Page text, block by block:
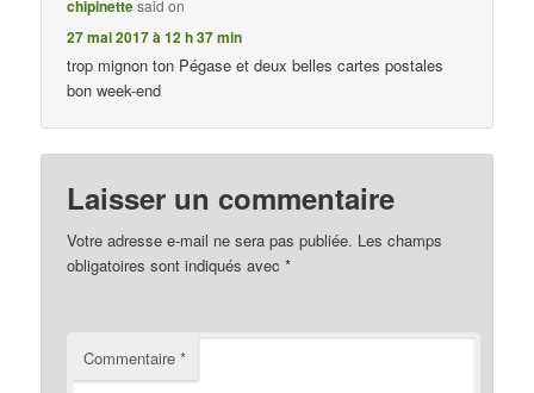
chipinettesaid on
27 mai 2017 à 12 h 37 min
trop mignon ton Pégase et deux belles cartes postales
bon week-end
Laisser un commentaire
Votre adresse e-mail ne sera pas publiée. Les champs
obligatoires sont indiqués avec*
Commentaire*